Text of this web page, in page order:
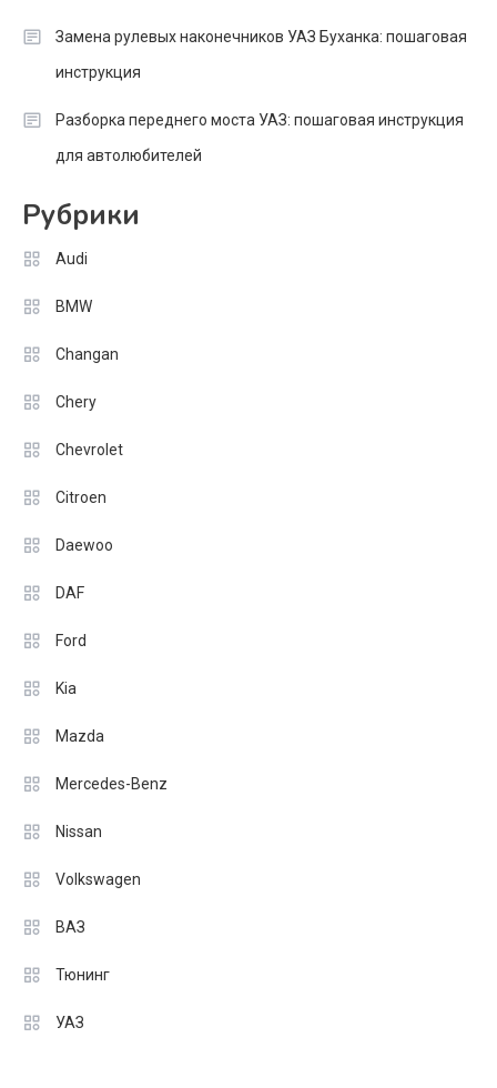
Замена рулевых наконечников УАЗ Буханка: пошаговая
инструкция
Разборка переднего моста УАЗ: пошаговая инструкция
для автолюбителей
Рубрики
Audi
BMW
Changan
Chery
Chevrolet
Citroen
Daewoo
DAF
Ford
Kia
Mazda
Mercedes-Benz
Nissan
Volkswagen
ВАЗ
Тюнинг
УАЗ